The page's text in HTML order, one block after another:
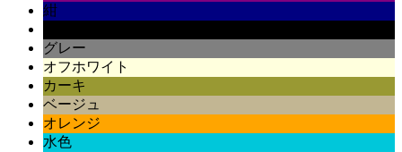
紺
グレー
オフホワイト
カーキ
ベージュ
オレンジ
水色